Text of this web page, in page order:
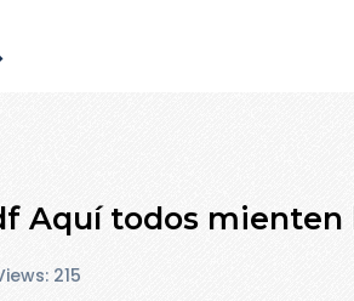
Aquí todos mienten
215